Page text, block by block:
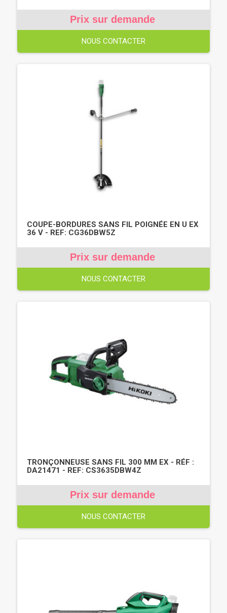
Prix sur demande
NOUS CONTACTER
COUPE-BORDURES SANS FIL POIGNÉE EN U EX
36 V - REF: CG36DBW5Z
Prix sur demande
NOUS CONTACTER
TRONÇONNEUSE SANS FIL 300 MM EX - RÉF :
DA21471 - REF: CS3635DBW4Z
Prix sur demande
NOUS CONTACTER